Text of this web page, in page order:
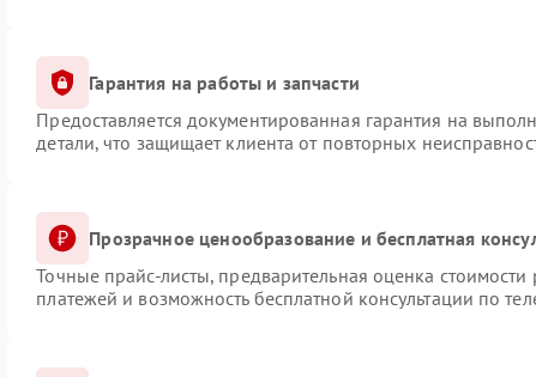
Гарантия на работы и запчасти
Предоставляется документированная гарантия на
детали, что защищает клиента от повторных
Прозрачное ценообразование и бесплатная
Точные прайс-листы, предварительная оценка стоимости
платежей и возможность бесплатной консультации по